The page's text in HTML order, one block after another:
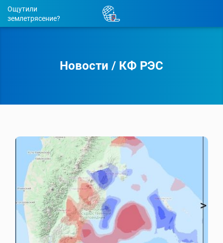
Ощутили
землетрясение?
Новости / КФ РЭС